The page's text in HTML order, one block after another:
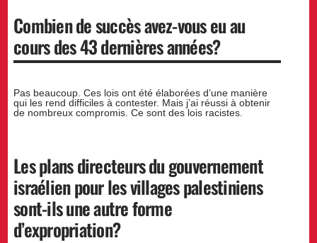
Combien de succès avez-vous eu au
cours des 43 dernières années?
Pas beaucoup. Ces lois ont été élaborées d’une manière
qui les rend difficiles à contester. Mais j’ai réussi à obtenir
de nombreux compromis. Ce sont des lois racistes.
Les plans directeurs du gouvernement
israélien pour les villages palestiniens
sont-ils une autre forme
d’expropriation?